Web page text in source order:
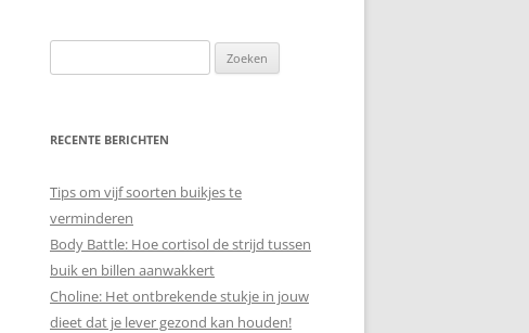
naar:
RECENTE BERICHTEN
Tips om vijf soorten buikjes te
verminderen
Body Battle: Hoe cortisol de strijd tussen
buik en billen aanwakkert
Choline: Het ontbrekende stukje in jouw
dieet dat je lever gezond kan houden!